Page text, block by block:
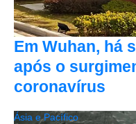
Em Wuhan, há
após o
coronavírus
Ásia e Pacífico